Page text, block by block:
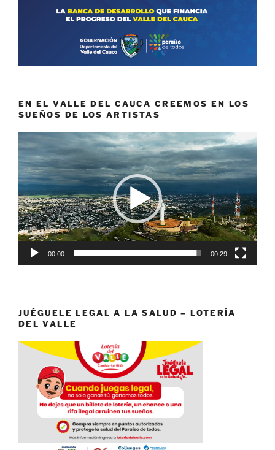
EN EL VALLE DEL CAUCA CREEMOS EN LOS
SUEÑOS DE LOS ARTISTAS
Reproductor
de
vídeo
00:00 00:29
JUÉGUELE LEGAL A LA SALUD – LOTERÍA
DEL VALLE